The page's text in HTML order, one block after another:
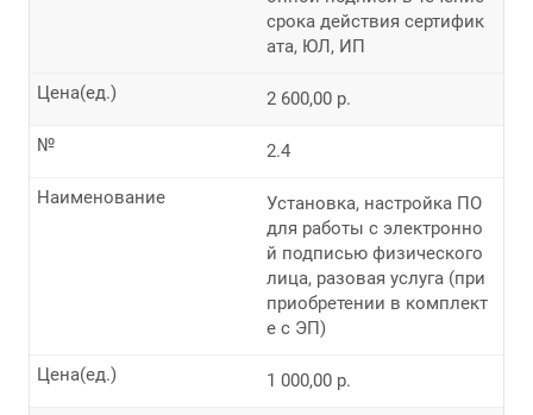
срока действия сертифик
ата, ЮЛ, ИП
2 600,00 р.
Цена(ед.)
2.4
№
Установка, настройка ПО
для работы с электронно
й подписью физического
лица, разовая услуга (при
приобретении в комплект
е с ЭП)
Наименование
1 000,00 р.
Цена(ед.)